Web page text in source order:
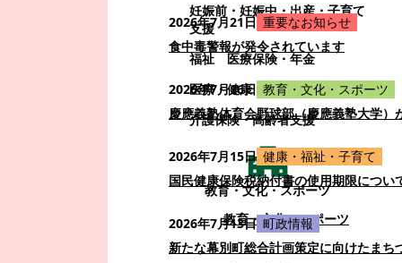
妊娠前・妊娠中・出産・子育て
支援
福祉
医療保険・年金
医療・健康
介護保険・高齢者支援
教育・文化・スポーツ
教育・文化・スポーツ
2026年7月21日 重要なお知らせ
食中毒警報が発令されています
2026年7月16日 教育・文化・スポーツ
慶應義塾体育会野球部（慶應義塾大学）
2026年7月15日 健康・福祉・子育て
国民健康保険税納付書の使用期限につい
2026年7月13日 町政情報
新たな幕別町総合計画策定に向けたまち